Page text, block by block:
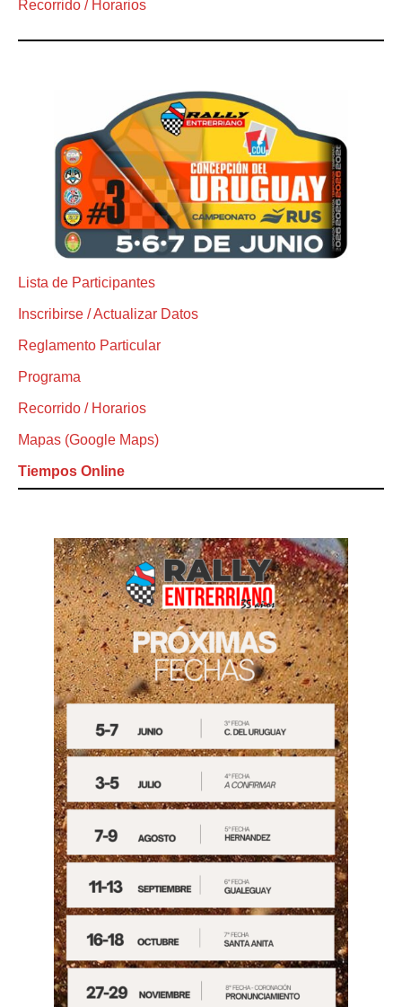
Recorrido / Horarios
Lista de Participantes
Inscribirse / Actualizar Datos
Reglamento Particular
Programa
Recorrido / Horarios
Mapas (Google Maps)
Tiempos Online